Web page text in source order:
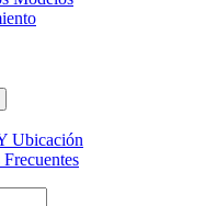
Ubicación